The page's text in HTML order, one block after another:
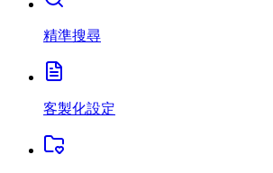
精準搜尋
客製化設定